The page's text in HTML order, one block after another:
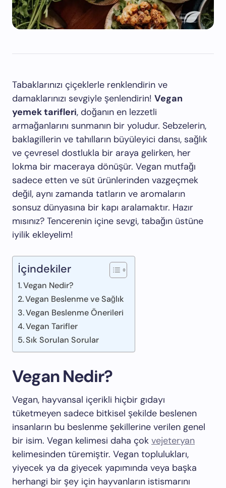
Tabaklarınızı çiçeklerle renklendirin ve
damaklarınızı sevgiyle şenlendirin! Vegan
yemek tarifleri, doğanın en lezzetli
armağanlarını sunmanın bir yoludur. Sebzelerin,
baklagillerin ve tahılların büyüleyici dansı, sağlık
ve çevresel dostlukla bir araya gelirken, her
lokma bir maceraya dönüşür. Vegan mutfağı
sadece etten ve süt ürünlerinden vazgeçmek
değil, aynı zamanda tatların ve aromaların
sonsuz dünyasına bir kapı aralamaktır. Hazır
mısınız? Tencerenin içine sevgi, tabağın üstüne
iyilik ekleyelim!
İçindekiler
Vegan Nedir?
Vegan Beslenme ve Sağlık
Vegan Beslenme Önerileri
Vegan Tarifler
Sık Sorulan Sorular
Vegan Nedir?
Vegan, hayvansal içerikli hiçbir gıdayı
tüketmeyen sadece bitkisel şekilde beslenen
insanların bu beslenme şekillerine verilen genel
bir isim. Vegan kelimesi daha çok vejeteryan
kelimesinden türemiştir. Vegan toplulukları,
yiyecek ya da giyecek yapımında veya başka
herhangi bir şey için hayvanların istismarını